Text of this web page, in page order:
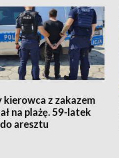
kierowca z zakazem
na plażę. 59-latek
aresztu